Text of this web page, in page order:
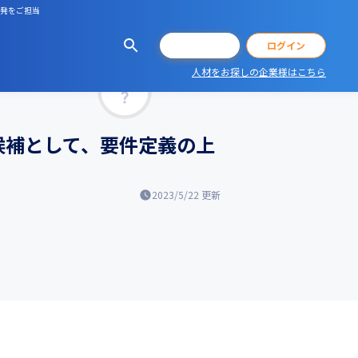
をご担当
ログイン
人材をお探しの企業様はこちら
として、要件定義の上
2023/5/22 更新